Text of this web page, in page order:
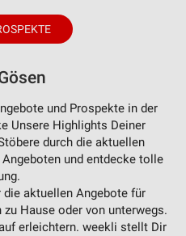
und Prospekte in der
Unsere Highlights Deiner
durch die aktuellen
und entdecke tolle
aktuellen Angebote für
Hause oder von unterwegs.
erleichtern. weekli stellt Dir
Inhalten
Statistiken oder
verschiedenen
der Angebote
zur Auswahl von